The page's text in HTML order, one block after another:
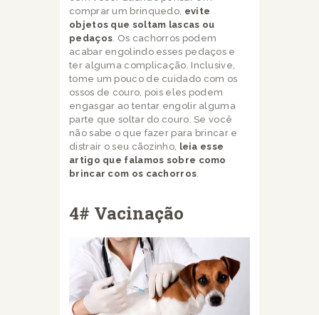
comprar um brinquedo, evite
objetos que soltam lascas ou
pedaços. Os cachorros podem
acabar engolindo esses pedaços e
ter alguma complicação. Inclusive,
tome um pouco de cuidado com os
ossos de couro, pois eles podem
engasgar ao tentar engolir alguma
parte que soltar do couro. Se você
não sabe o que fazer para brincar e
distrair o seu cãozinho, leia esse
artigo que falamos sobre como
brincar com os cachorros.
4# Vacinação